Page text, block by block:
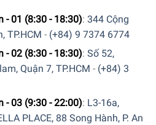
- 01 (8:30 - 18:30): 344 Cộng
TP.HCM - (+84) 9 7374 6774
- 02 (8:30 - 18:30): Số 52,
Quận 7, TP.HCM - (+84) 3
- 03 (9:30 - 22:00): L3-16a,
PLACE, 88 Song Hành, P. An